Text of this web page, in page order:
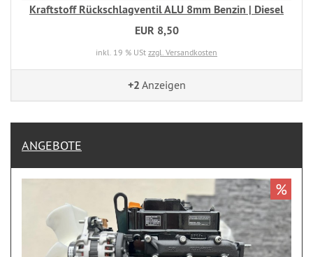
Kraftstoff Rückschlagventil ALU 8mm Benzin | Diesel
EUR 8,50
inkl. 19 % USt zzgl. Versandkosten
+2 Anzeigen
ANGEBOTE
%